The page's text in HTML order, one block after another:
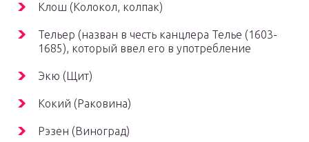
Клош (Колокол, колпак)
Тельер (назван в честь канцлера Телье (1603-
1685), который ввел его в употребление
Экю (Щит)
Кокий (Раковина)
Рэзен (Виноград)